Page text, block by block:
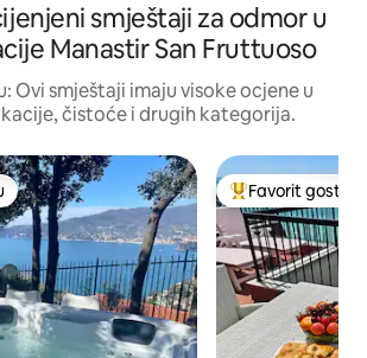
smještaji za odmor u
Manastir San Fruttuoso
Ovi smještaji imaju visoke ocjene u
čistoće i drugih kategorija.
Glavni favorit
Favorit gostiju